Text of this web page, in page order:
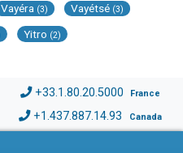
Vayéra (3) Vayétsé (3)
Yitro (2)
+33.1.80.20.5000 France
+1.437.887.14.93 Canada